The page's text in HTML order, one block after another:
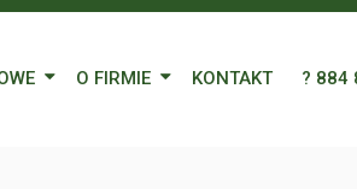
O FIRMIE KONTAKT ? 884